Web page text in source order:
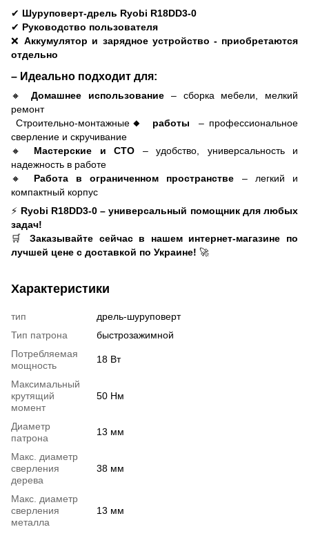
✔ Шуруповерт-дрель Ryobi R18DD3-0
✔ Руководство пользователя
❌Аккумулятор и зарядное устройство - приобретаются
отдельно
– Идеально подходит для:
🔸Домашнее использование – сборка мебели, мелкий
ремонт
Строительно-монтажные🔸 работы
– профессиональное
сверление и скручивание
🔸 Мастерские и СТО – удобство, универсальность и
надежность в работе
🔸 Работа в ограниченном пространстве – легкий и
компактный корпус
⚡ Ryobi R18DD3-0 – универсальный помощник для любых
задач!
🛒Заказывайте сейчас в нашем интернет-магазине по
лучшей цене с доставкой по Украине! 🚀
Характеристики
тип
дрель-шуруповерт
Тип патрона
быстрозажимной
Потребляемая
мощность
18 Вт
Максимальный
крутящий
момент
50 Нм
Диаметр
патрона
13 мм
Макс. диаметр
сверления
дерева
38 мм
Макс. диаметр
сверления
металла
13 мм